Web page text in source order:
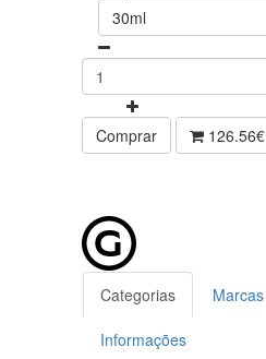
30ml
Comprar 126.56€
Categorias Marcas
Informações